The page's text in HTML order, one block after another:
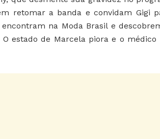
retomar a banda e convidam Gigi
na Moda Brasil e
O estado de Marcela piora e o